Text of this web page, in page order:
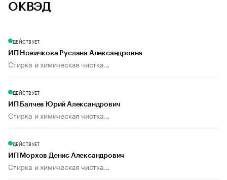
ОКВЭД
ДЕЙСТВУЕТ
ИП Новичкова Руслана Александровна
Стирка и химическая чистка...
ДЕЙСТВУЕТ
ИП Балчев Юрий Александрович
Стирка и химическая чистка...
ДЕЙСТВУЕТ
ИП Морхов Денис Александрович
Стирка и химическая чистка...